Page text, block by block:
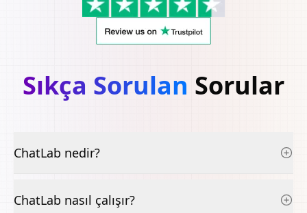
Sıkça Sorulan Sorular
ChatLab nedir?
ChatLab nasıl çalışır?